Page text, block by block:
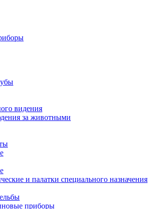
видения
за животными
и палатки специального назначения
приборы